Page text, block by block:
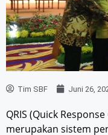
Tim SBF Juni 26,
QRIS (Quick
merupakan sistem